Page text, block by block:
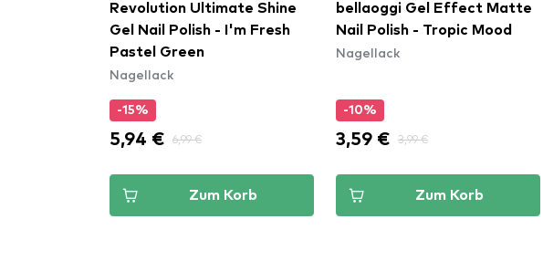
Revolution Ultimate Shine
Gel Nail Polish - I'm Fresh
Pastel Green
Nagellack
-15%
5,94 € 6,99 €
Zum Korb
bellaoggi Gel Effect Matte
Nail Polish - Tropic Mood
Nagellack
-10%
3,59 € 3,99 €
Zum Korb